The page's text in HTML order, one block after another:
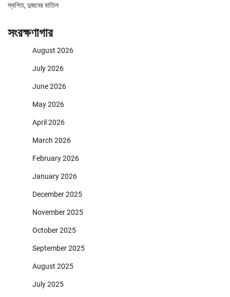
স্থগিত, দুজনের বাতিল
সংরক্ষণাগার
August 2026
July 2026
June 2026
May 2026
April 2026
March 2026
February 2026
January 2026
December 2025
November 2025
October 2025
September 2025
August 2025
July 2025